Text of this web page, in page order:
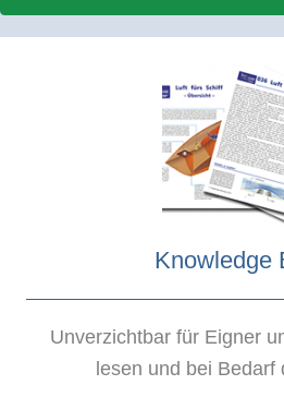
Knowledge
Unverzichtbar für Eigner
lesen und bei Bedarf